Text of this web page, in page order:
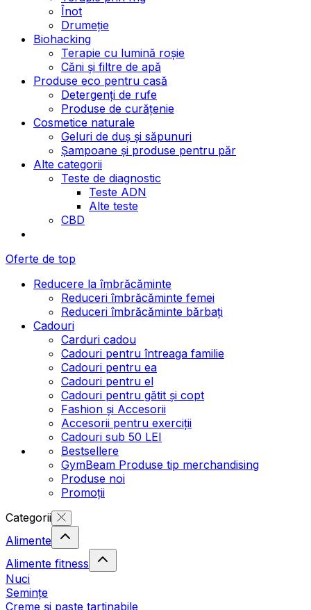
Înot
Drumeție
Biohacking
Terapie cu lumină roșie
Căni și filtre de apă
Produse eco pentru casă
Detergenți de rufe
Produse de curățenie
Cosmetice naturale
Geluri de duș și săpunuri
Șampoane și produse pentru păr
Alte categorii
Teste de diagnostic
Teste ADN
Alte teste
CBD
Oferte de top
Reducere la îmbrăcăminte
Reduceri îmbrăcăminte femei
Reduceri îmbrăcăminte bărbați
Cadouri
Carduri cadou
Cadouri pentru întreaga familie
Cadouri pentru ea
Cadouri pentru el
Cadouri pentru gătit și copt
Fashion și Accesorii
Accesorii pentru exerciții
Cadouri sub 50 LEI
Bestsellere
GymBeam Produse tip merchandising
Produse noi
Promoții
Categorii
Alimente
Alimente fitness
Nuci
Semințe
Creme și paste tartinabile